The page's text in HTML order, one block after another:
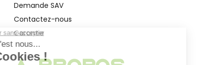
Demande SAV
Contactez-nous
Garantie